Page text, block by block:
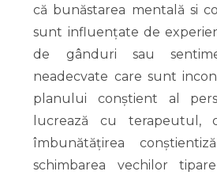
că bunăstarea mentală si
sunt influențate de
de gânduri sau
neadecvate care sunt
planului conștient al
lucrează cu terapeutul,
îmbunătățirea
schimbarea vechilor